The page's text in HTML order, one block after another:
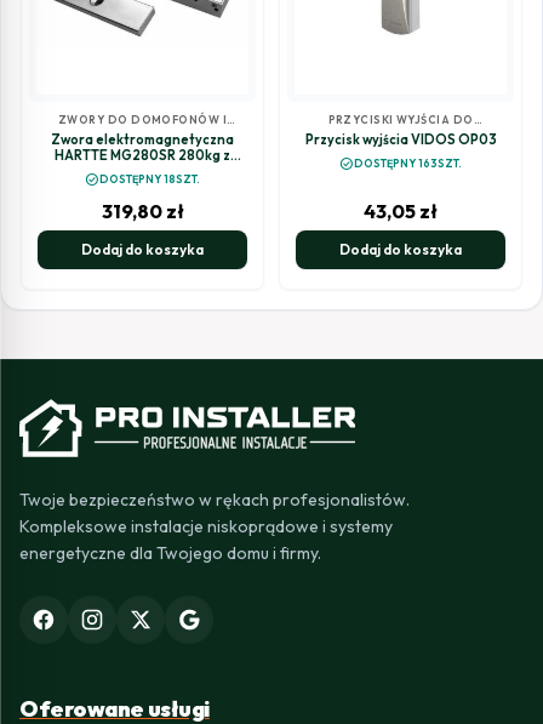
ZWORY DO DOMOFONÓW I
WIDEODOMOFONÓW
Zwora elektromagnetyczna
HARTTE MG280SR 280kg z
monitoringiem i sygnalizacją
check_circleDOSTĘPNY 18SZT.
319,80 zł
Dodaj do koszyka
PRZYCISKI WYJŚCIA DO
DOMOFONÓW I
WIDEODOMOFONÓW
Przycisk wyjścia VIDOS OP03
check_circleDOSTĘPNY 163SZT.
43,05 zł
Dodaj do koszyka
Twoje bezpieczeństwo w rękach profesjonalistów.
Kompleksowe instalacje niskoprądowe i systemy
energetyczne dla Twojego domu i firmy.
Oferowane usługi